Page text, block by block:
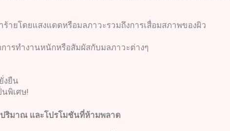
ายโดยแสงแดดหรือมลภาวะรวมถึงการเสื่อมสภาพของผิว
ารทำงานหนักหรือสัมผัสกับมลภาวะต่างๆ
งยืน
พิเศษ!
ปริมาณ และโปรโมชันที่ห้ามพลาด